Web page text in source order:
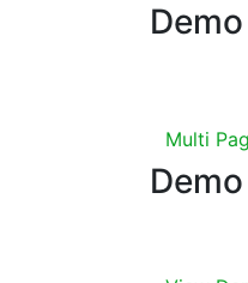
Multi